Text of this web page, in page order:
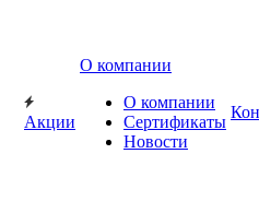
Акции
О компании
О компании
Сертификаты
Новости